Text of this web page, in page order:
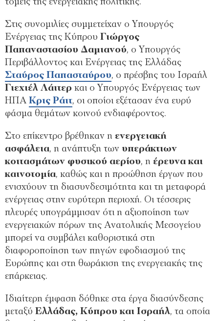
τομείς της ενεργειακής πολιτικής.
Στις συνομιλίες συμμετείχαν ο Υπουργός
Ενέργειας της Κύπρου Γιώργος
Παπαναστασίου Δαμιανού, ο Υπουργός
Περιβάλλοντος και Ενέργειας της Ελλάδας
Σταύρος Παπασταύρου, ο πρέσβης του Ισραήλ
Γιεχιέλ Λάιτερ και ο Υπουργός Ενέργειας των
ΗΠΑ Κρις Ράιτ, οι οποίοι εξέτασαν ένα ευρύ
φάσμα θεμάτων κοινού ενδιαφέροντος.
Στο επίκεντρο βρέθηκαν η ενεργειακή
ασφάλεια, η ανάπτυξη των υπεράκτιων
κοιτασμάτων φυσικού αερίου, η έρευνα και
καινοτομία, καθώς και η προώθηση έργων που
ενισχύουν τη διασυνδεσιμότητα και τη μεταφορά
ενέργειας στην ευρύτερη περιοχή. Οι τέσσερις
πλευρές υπογράμμισαν ότι η αξιοποίηση των
ενεργειακών πόρων της Ανατολικής Μεσογείου
μπορεί να συμβάλει καθοριστικά στη
διαφοροποίηση των πηγών εφοδιασμού της
Ευρώπης και στη θωράκιση της ενεργειακής της
επάρκειας.
Ιδιαίτερη έμφαση δόθηκε στα έργα διασύνδεσης
μεταξύ Ελλάδας, Κύπρου και Ισραήλ, τα οποία